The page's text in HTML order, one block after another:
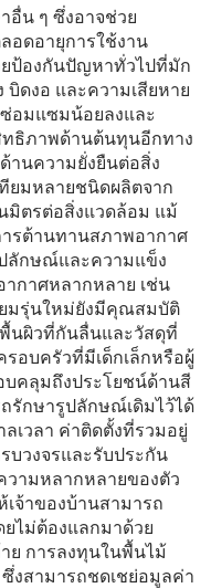
อื่น ๆ ซึ่งอาจช่วย
อดอายุการใช้งาน
ป้องกันปัญหาทั่วไปที่มัก
บิดงอ และความเสียหาย
อมแซมน้อยลงและ
ทธิภาพด้านต้นทุนอีกทาง
านความยั่งยืนต่อสิ่ง
ยมหลายชนิดผลิตจาก
มิตรต่อสิ่งแวดล้อม แม้
รต้านทานสภาพอากาศ
ลักษณ์และความแข็ง
ากาศหลากหลาย เช่น
มรุ่นใหม่ยังมีคุณสมบัติ
นผิวที่กันลื่นและวัสดุที่
อบครัวที่มีเด็กเล็กหรือผู้
บคลุมถึงประโยชน์ด้านสี
รักษารูปลักษณ์เดิมไว้ได้
ลเวลา ค่าติดตั้งที่รวมอยู่
บวงจรและรับประกัน
ามหลากหลายของตัว
จ้าของบ้านสามารถ
ไม่ต้องแลกมาด้วย
การลงทุนในพื้นไม้
งสามารถชดเชย่อมูลค่า